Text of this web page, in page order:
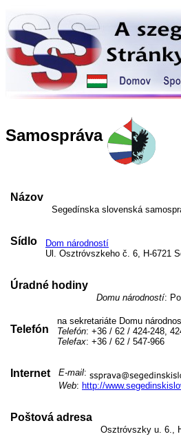
Samospráva
Názov
Segedínska slovenská
Sídlo
Dom národností
Ul. Osztróvszkeho č. 6, H-6721
Úradné hodiny
Domu národností:
Telefón
na sekretariáte Domu
Telefón: +36 / 62 / 424-248,
Telefax: +36 / 62 / 547-966
Internet E-mail:
Web: http://
Poštová adresa
Osztróvszky u. 6.,